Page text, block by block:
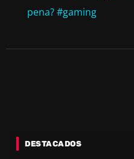
pena? #gaming
DESTACADOS